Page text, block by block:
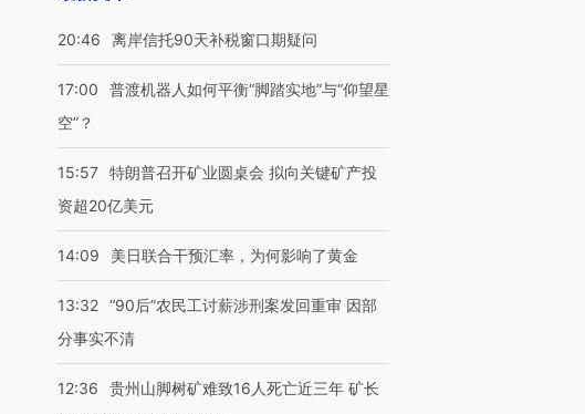
20:46 离岸信托90天补税窗口期疑问
17:00
普渡机器人如何平衡“脚踏实地”与“仰望星
空”？
15:57 特朗普召开矿业圆桌会 拟向关键矿产投
资超20亿美元
14:09 美日联合干预汇率，为何影响了黄金
13:32 “90后”农民工讨薪涉刑案发回重审 因部
分事实不清
12:36
贵州山脚树矿难致16人死亡近三年 矿长